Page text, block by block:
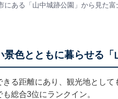
にある「山中城跡公園」から見た富
色とともに暮らせる「
きる距離にあり、観光地とし
総合3位にランクイン。